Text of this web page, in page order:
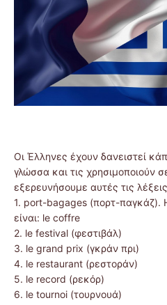
Οι Έλληνες έχουν δανειστεί
γλώσσα και τις χρησιμοποιούν
εξερευνήσουμε αυτές τις
1. port-bagages (πορτ-παγκάζ).
είναι: le coffre
2. le festival (φεστιβάλ)
3. le grand prix (γκράν πρι)
4. le restaurant (ρεστοράν)
5. le record (ρεκόρ)
6. le tournoi (τουρνουά)